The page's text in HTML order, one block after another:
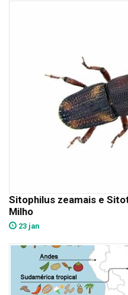
Sitophilus zeamais e
Milho
23 jan